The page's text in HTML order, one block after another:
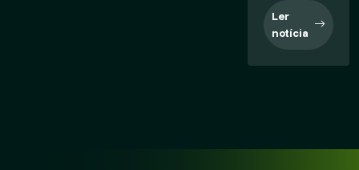
Ler
notícia